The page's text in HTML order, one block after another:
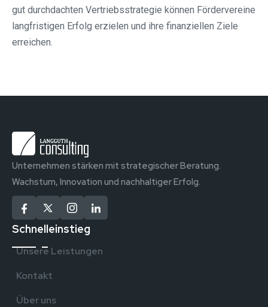
gut durchdachten Vertriebsstrategie können Fördervereine
langfristigen Erfolg erzielen und ihre finanziellen Ziele
erreichen.
Unternehmen stärken mit strategischer Beratung.
Wachstum, Innovation und nachhaltiger Erfolg.
Schnelleinstieg
Unsere Leistungen
Kontakt
Über uns